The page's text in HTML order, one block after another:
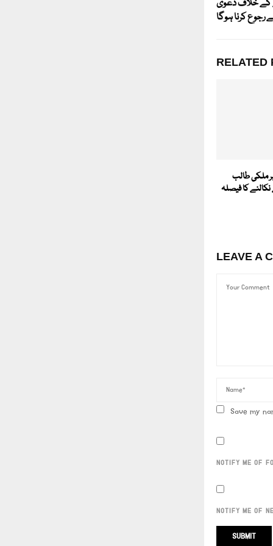
کے خلاف دعویٰ
رجوع کرنا ہوگا
RELATED
ملکی طالب
کا فیصلہ
LEAVE A
Save my
NOTIFY ME OF
NOTIFY ME OF